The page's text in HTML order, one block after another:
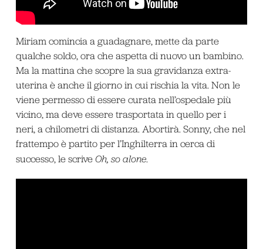
Miriam comincia a guadagnare, mette da parte
qualche soldo, ora che aspetta di nuovo un bambino.
Ma la mattina che scopre la sua gravidanza extra-
uterina è anche il giorno in cui rischia la vita. Non le
viene permesso di essere curata nell’ospedale più
vicino, ma deve essere trasportata in quello per i
neri, a chilometri di distanza. Abortirà. Sonny, che nel
frattempo è partito per l’Inghilterra in cerca di
successo, le scrive Oh, so alone.